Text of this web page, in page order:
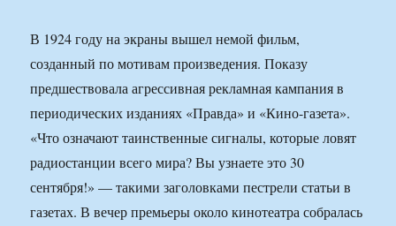
В 1924 году на экраны вышел немой фильм,
созданный по мотивам произведения. Показу
предшествовала агрессивная рекламная кампания в
периодических изданиях «Правда» и «Кино-газета».
«Что означают таинственные сигналы, которые ловят
радиостанции всего мира? Вы узнаете это 30
сентября!» — такими заголовками пестрели статьи в
газетах. В вечер премьеры около кинотеатра собралась